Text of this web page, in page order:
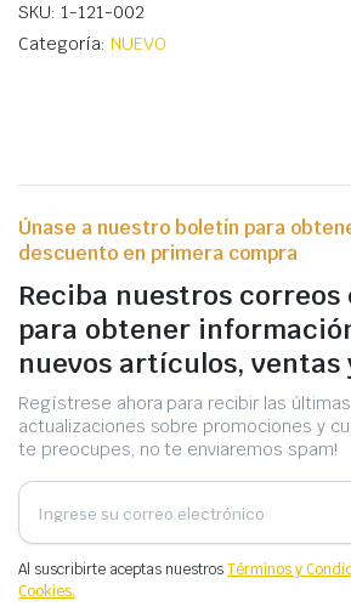
SKU: 1-121-002
Categoría: NUEVO
Únase a nuestro boletín para
descuento en primera compra
Reciba nuestros
para obtener
nuevos artículos, ventas
Regístrese ahora para recibir las últimas
actualizaciones sobre promociones y
te preocupes, no te enviaremos spam!
Al suscribirte aceptas nuestrosTérminos y
Cookies.